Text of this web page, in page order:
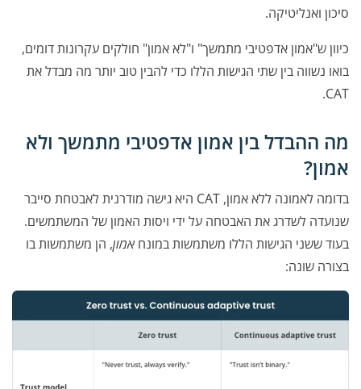
סיכון ואנליטיקה.
כיוון ש"אמון אדפטיבי מתמשך" ו"לא אמון" חולקים עקרונות דומים,
בואו נשווה בין שתי הגישות הללו כדי להבין טוב יותר מה מבדל את
CAT.
מה ההבדל בין אמון אדפטיבי מתמשך ולא
אמון?
בדומה לאמונה ללא אמון, CAT היא גישה מודרנית לאבטחת סייבר
שנועדה לשדרג את האבטחה על ידי ויסות האמון של המשתמשים.
בעוד ששני הגישות הללו משתמשות במונחאמון, הן משתמשות בו
בצורה שונה: